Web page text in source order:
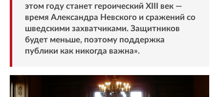
этом году станет героический XIII век —
время Александра Невского и сражений со
шведскими захватчиками. Защитников
будет меньше, поэтому поддержка
публики как никогда важна».